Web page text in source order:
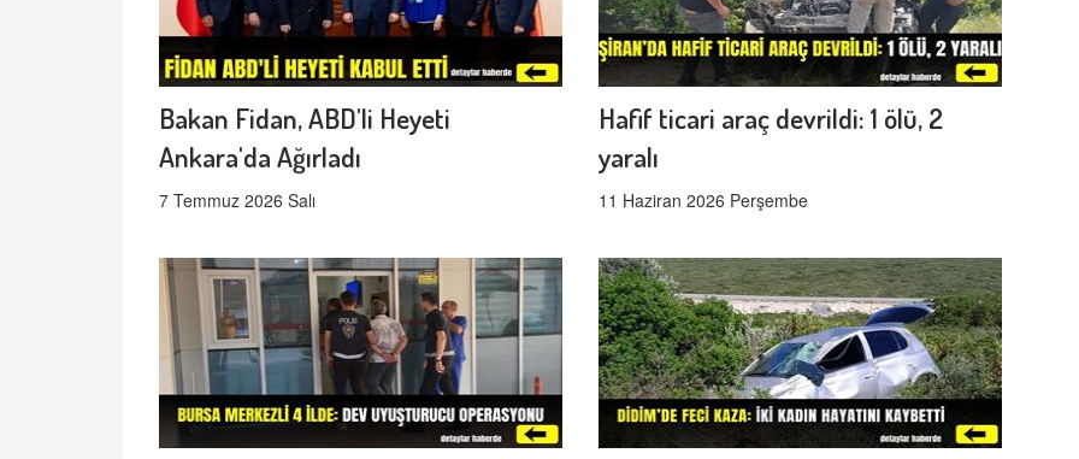
Bakan Fidan, ABD'li Heyeti
Ankara'da Ağırladı
7 Temmuz 2026 Salı
Hafif ticari araç devrildi: 1 ölü, 2
yaralı
11 Haziran 2026 Perşembe